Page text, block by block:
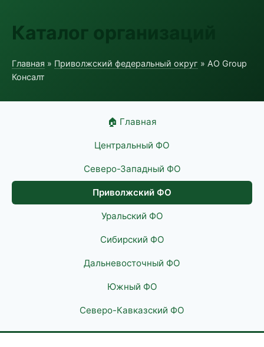
Каталог организаций
Главная » Приволжский федеральный округ » АО Group
Консалт
🏠 Главная
Центральный ФО
Северо-Западный ФО
Приволжский ФО
Уральский ФО
Сибирский ФО
Дальневосточный ФО
Южный ФО
Северо-Кавказский ФО